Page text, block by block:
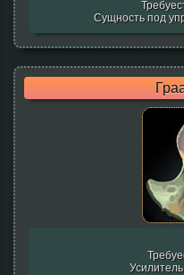
Сущность под